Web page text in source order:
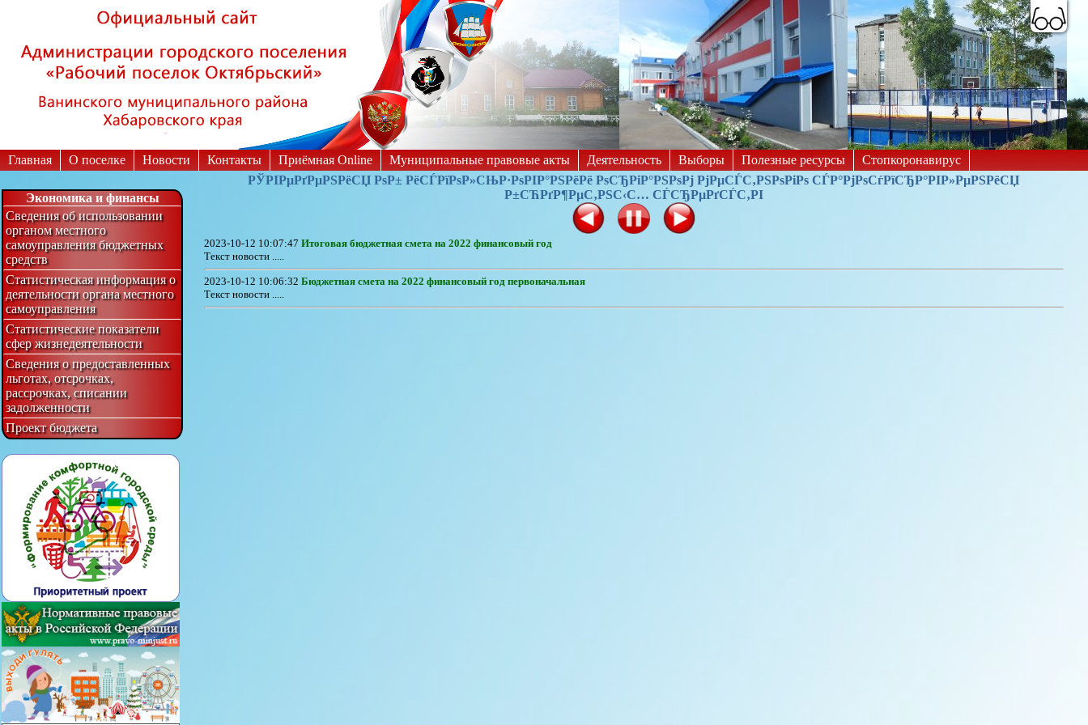
Версия для слабовидящих: Изображения: Выкл A AЦветовая схема: A A A A
Главная О поселке Новости Контакты Приёмная Online Муниципальные правовые акты Деятельность Выборы Полезные ресурсы Стопкоронавирус
Экономика и финансы
Сведения об использовании
органом местного
самоуправления бюджетных
средств
Статистическая информация о
деятельности органа местного
самоуправления
Статистические показатели
сфер жизнедеятельности
Сведения о предоставленных
льготах, отсрочках,
рассрочках, списании
задолженности
Проект бюджета
РЎРІРµРґРµРЅРёСЏ РѕР± РёСЃРїРѕР»СЊР·РѕРІР°РЅРёРё РѕСЂРіР°РЅРѕРј РјРµСЃС‚РЅРѕРіРѕ СЃР°РјРѕСѓРїСЂР°РІР»РµРЅРёСЏ
Р±СЋРґР¶РµС‚РЅС‹С… СЃСЂРµРґСЃС‚РІ
2023-10-12 10:07:47 Итоговая бюджетная смета на 2022 финансовый год
Текст новости .....
2023-10-12 10:06:32 Бюджетная смета на 2022 финансовый год первоначальная
Текст новости .....